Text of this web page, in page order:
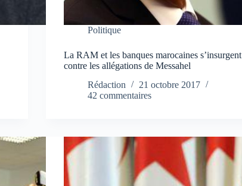
Politique
La RAM et les banques marocaines s’insurgent
contre les allégations de Messahel
Rédaction
21 octobre 2017
42 commentaires